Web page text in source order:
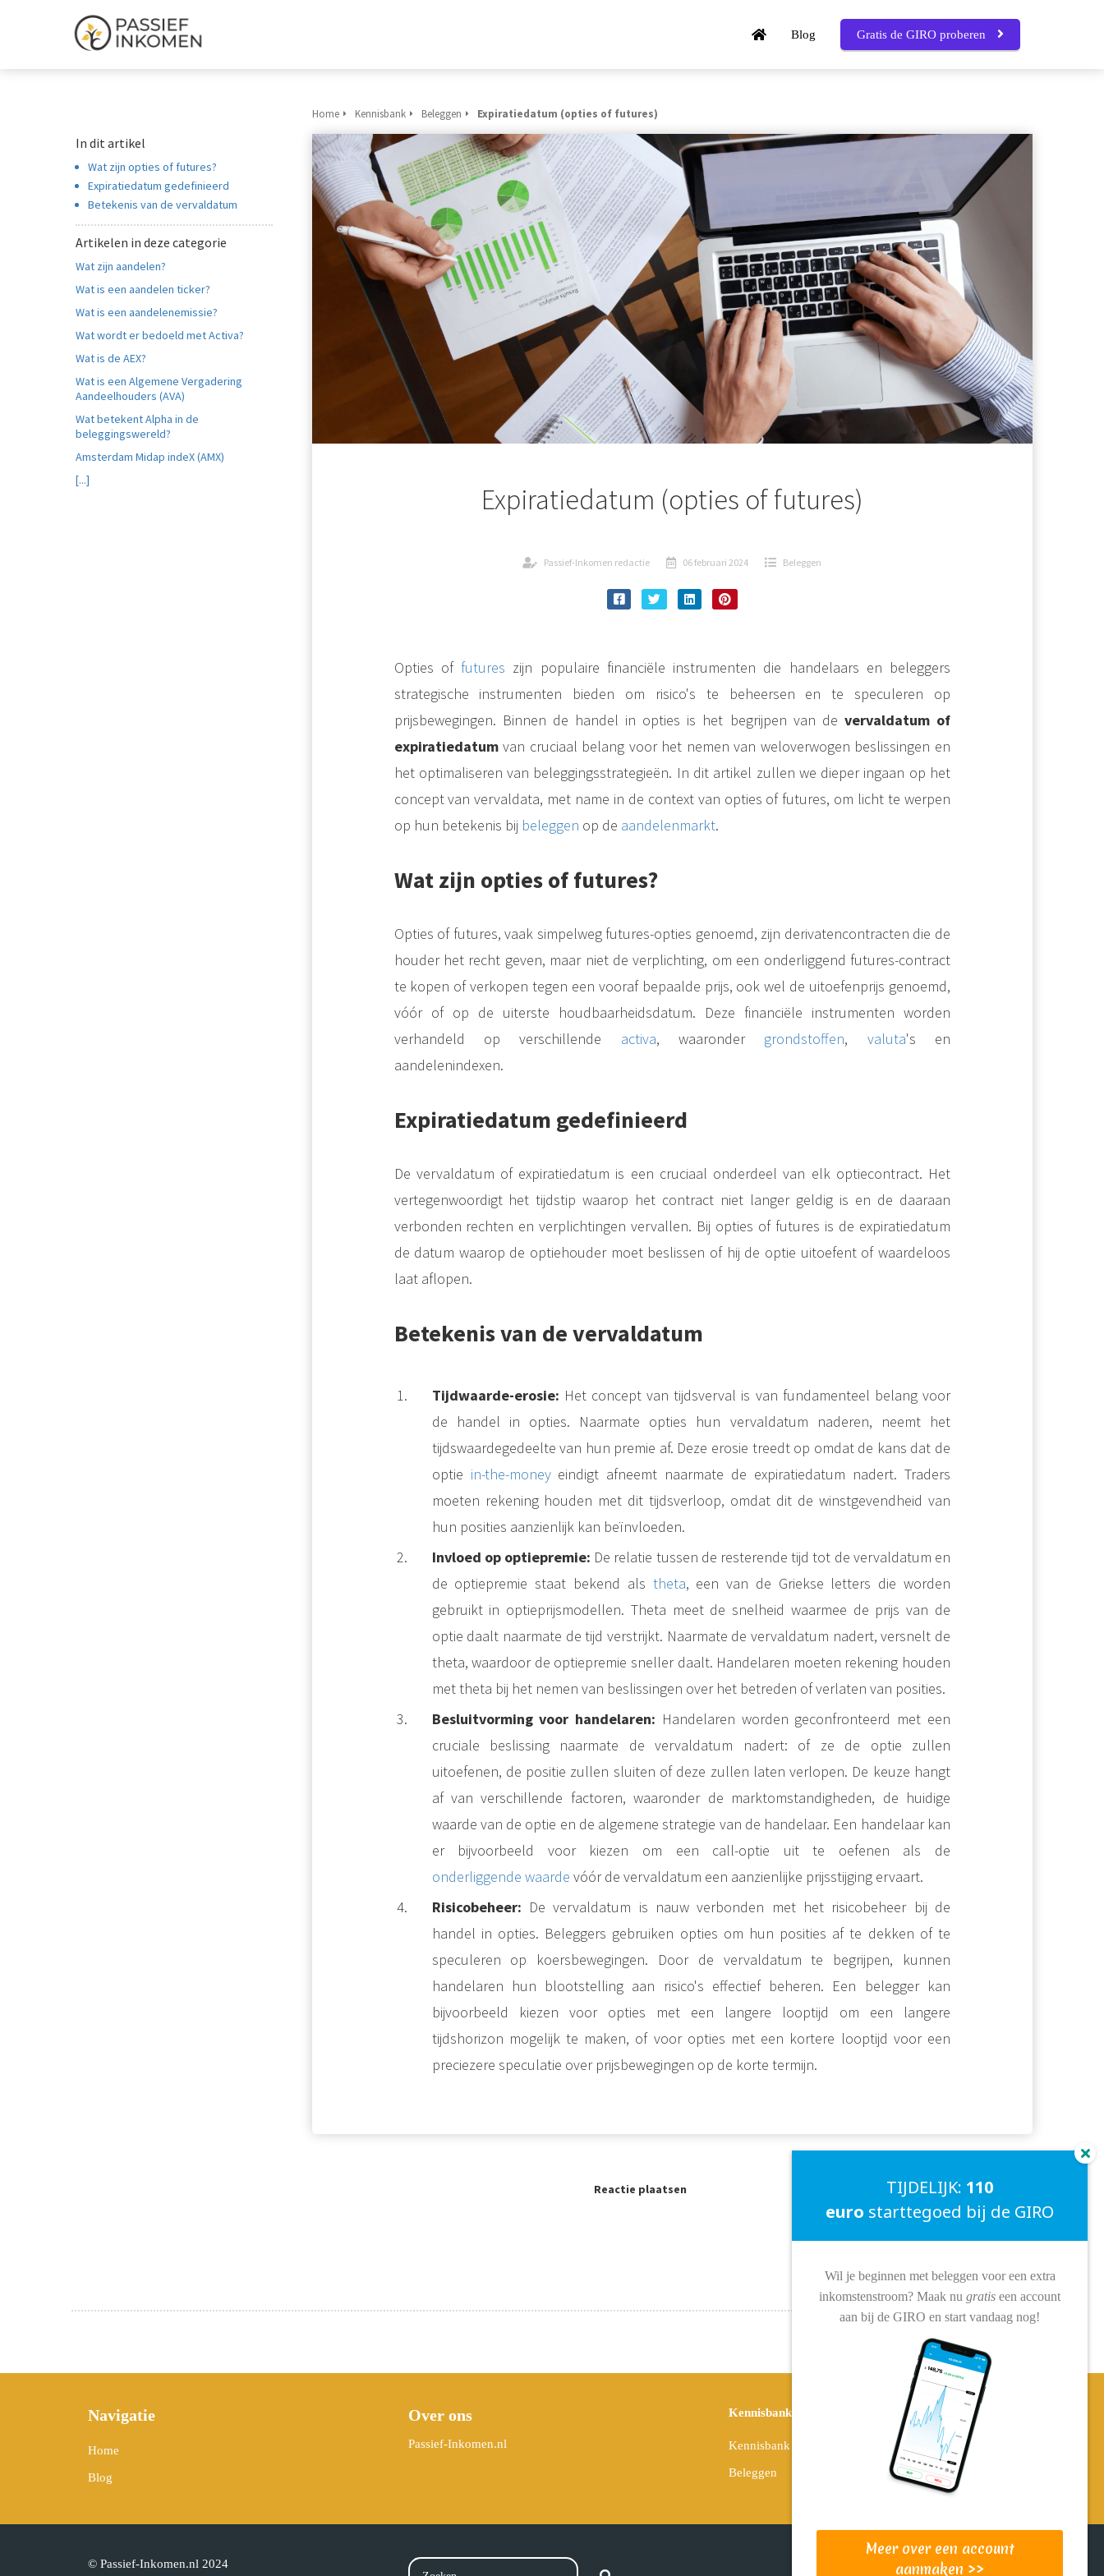
Blog Gratis de GIRO proberen
In dit artikel
Wat zijn opties of futures?
Expiratiedatum gedefinieerd
Betekenis van de vervaldatum
Artikelen in deze categorie
Wat zijn aandelen?
Wat is een aandelen ticker?
Wat is een aandelenemissie?
Wat wordt er bedoeld met Activa?
Wat is de AEX?
Wat is een Algemene Vergadering
Aandeelhouders (AVA)
Wat betekent Alpha in de
beleggingswereld?
Amsterdam Midap indeX (AMX)
[...]
Home Kennisbank Beleggen Expiratiedatum (opties of futures)
Expiratiedatum (opties of futures)
Passief-Inkomen redactie 06 februari 2024 Beleggen
Opties of futures zijn populaire financiële instrumenten die handelaars en beleggers
strategische instrumenten bieden om risico's te beheersen en te speculeren op
prijsbewegingen. Binnen de handel in opties is het begrijpen van de vervaldatum of
expiratiedatumvan cruciaal belang voor het nemen van weloverwogen beslissingen en
het optimaliseren van beleggingsstrategieën. In dit artikel zullen we dieper ingaan op het
concept van vervaldata, met name in de context van opties of futures, om licht te werpen
op hun betekenis bij beleggen op de aandelenmarkt.
Wat zijn opties of futures?
Opties of futures, vaak simpelweg futures-opties genoemd, zijn derivatencontracten die de
houder het recht geven, maar niet de verplichting, om een onderliggend futures-contract
te kopen of verkopen tegen een vooraf bepaalde prijs, ook wel de uitoefenprijs genoemd,
vóór of op de uiterste houdbaarheidsdatum. Deze financiële instrumenten worden
verhandeld op verschillende activa, waaronder grondstoffen, valuta's en
aandelenindexen.
Expiratiedatum gedefinieerd
De vervaldatum of expiratiedatum is een cruciaal onderdeel van elk optiecontract. Het
vertegenwoordigt het tijdstip waarop het contract niet langer geldig is en de daaraan
verbonden rechten en verplichtingen vervallen. Bij opties of futures is de expiratiedatum
de datum waarop de optiehouder moet beslissen of hij de optie uitoefent of waardeloos
laat aflopen.
Betekenis van de vervaldatum
Tijdwaarde-erosie: Het concept van tijdsverval is van fundamenteel belang voor
de handel in opties. Naarmate opties hun vervaldatum naderen, neemt het
tijdswaardegedeelte van hun premie af. Deze erosie treedt op omdat de kans dat de
optie in-the-moneyeindigt afneemt naarmate de expiratiedatum nadert. Traders
moeten rekening houden met dit tijdsverloop, omdat dit de winstgevendheid van
hun posities aanzienlijk kan beïnvloeden.
Invloed op optiepremie: De relatie tussen de resterende tijd tot de vervaldatum en
de optiepremie staat bekend als theta, een van de Griekse letters die worden
gebruikt in optieprijsmodellen. Theta meet de snelheid waarmee de prijs van de
optie daalt naarmate de tijd verstrijkt. Naarmate de vervaldatum nadert, versnelt de
theta, waardoor de optiepremie sneller daalt. Handelaren moeten rekening houden
met theta bij het nemen van beslissingen over het betreden of verlaten van posities.
Besluitvorming voor handelaren: Handelaren worden geconfronteerd met een
cruciale beslissing naarmate de vervaldatum nadert: of ze de optie zullen
uitoefenen, de positie zullen sluiten of deze zullen laten verlopen. De keuze hangt
af van verschillende factoren, waaronder de marktomstandigheden, de huidige
waarde van de optie en de algemene strategie van de handelaar. Een handelaar kan
er bijvoorbeeld voor kiezen om een call-optie uit te oefenen als de
onderliggende waarde vóór de vervaldatum een aanzienlijke prijsstijging ervaart.
Risicobeheer: De vervaldatum is nauw verbonden met het risicobeheer bij de
handel in opties. Beleggers gebruiken opties om hun posities af te dekken of te
speculeren op koersbewegingen. Door de vervaldatum te begrijpen, kunnen
handelaren hun blootstelling aan risico's effectief beheren. Een belegger kan
bijvoorbeeld kiezen voor opties met een langere looptijd om een langere
tijdshorizon mogelijk te maken, of voor opties met een kortere looptijd voor een
preciezere speculatie over prijsbewegingen op de korte termijn.
Reactie plaatsen
Navigatie
Home
Blog
Over ons
Passief-Inkomen.nl
Kennisbank
Kennisbank overzicht
Beleggen
© Passief-Inkomen.nl 2024
TIJDELIJK: 110
euro starttegoed bij de GIRO
Wil je beginnen met beleggen voor een extra
inkomstenstroom? Maak nu gratis een account
aan bij de GIRO en start vandaag nog!
Meer over een account
aanmaken >>